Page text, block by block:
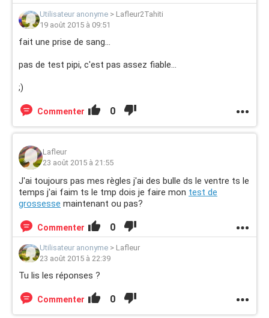
Utilisateur anonyme > Lafleur2Tahiti
19 août 2015 à 09:51
fait une prise de sang...
pas de test pipi, c'est pas assez fiable...
;)
Commenter 0
Lafleur
23 août 2015 à 21:55
J'ai toujours pas mes règles j'ai des bulle ds le ventre ts le
temps j'ai faim ts le tmp dois je faire mon test de
grossesse maintenant ou pas?
Commenter 0
Utilisateur anonyme > Lafleur
23 août 2015 à 22:39
Tu lis les réponses ?
Commenter 0